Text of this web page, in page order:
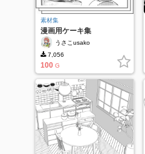
素材集
漫画用ケーキ集
うさこusako
7,056
100 G